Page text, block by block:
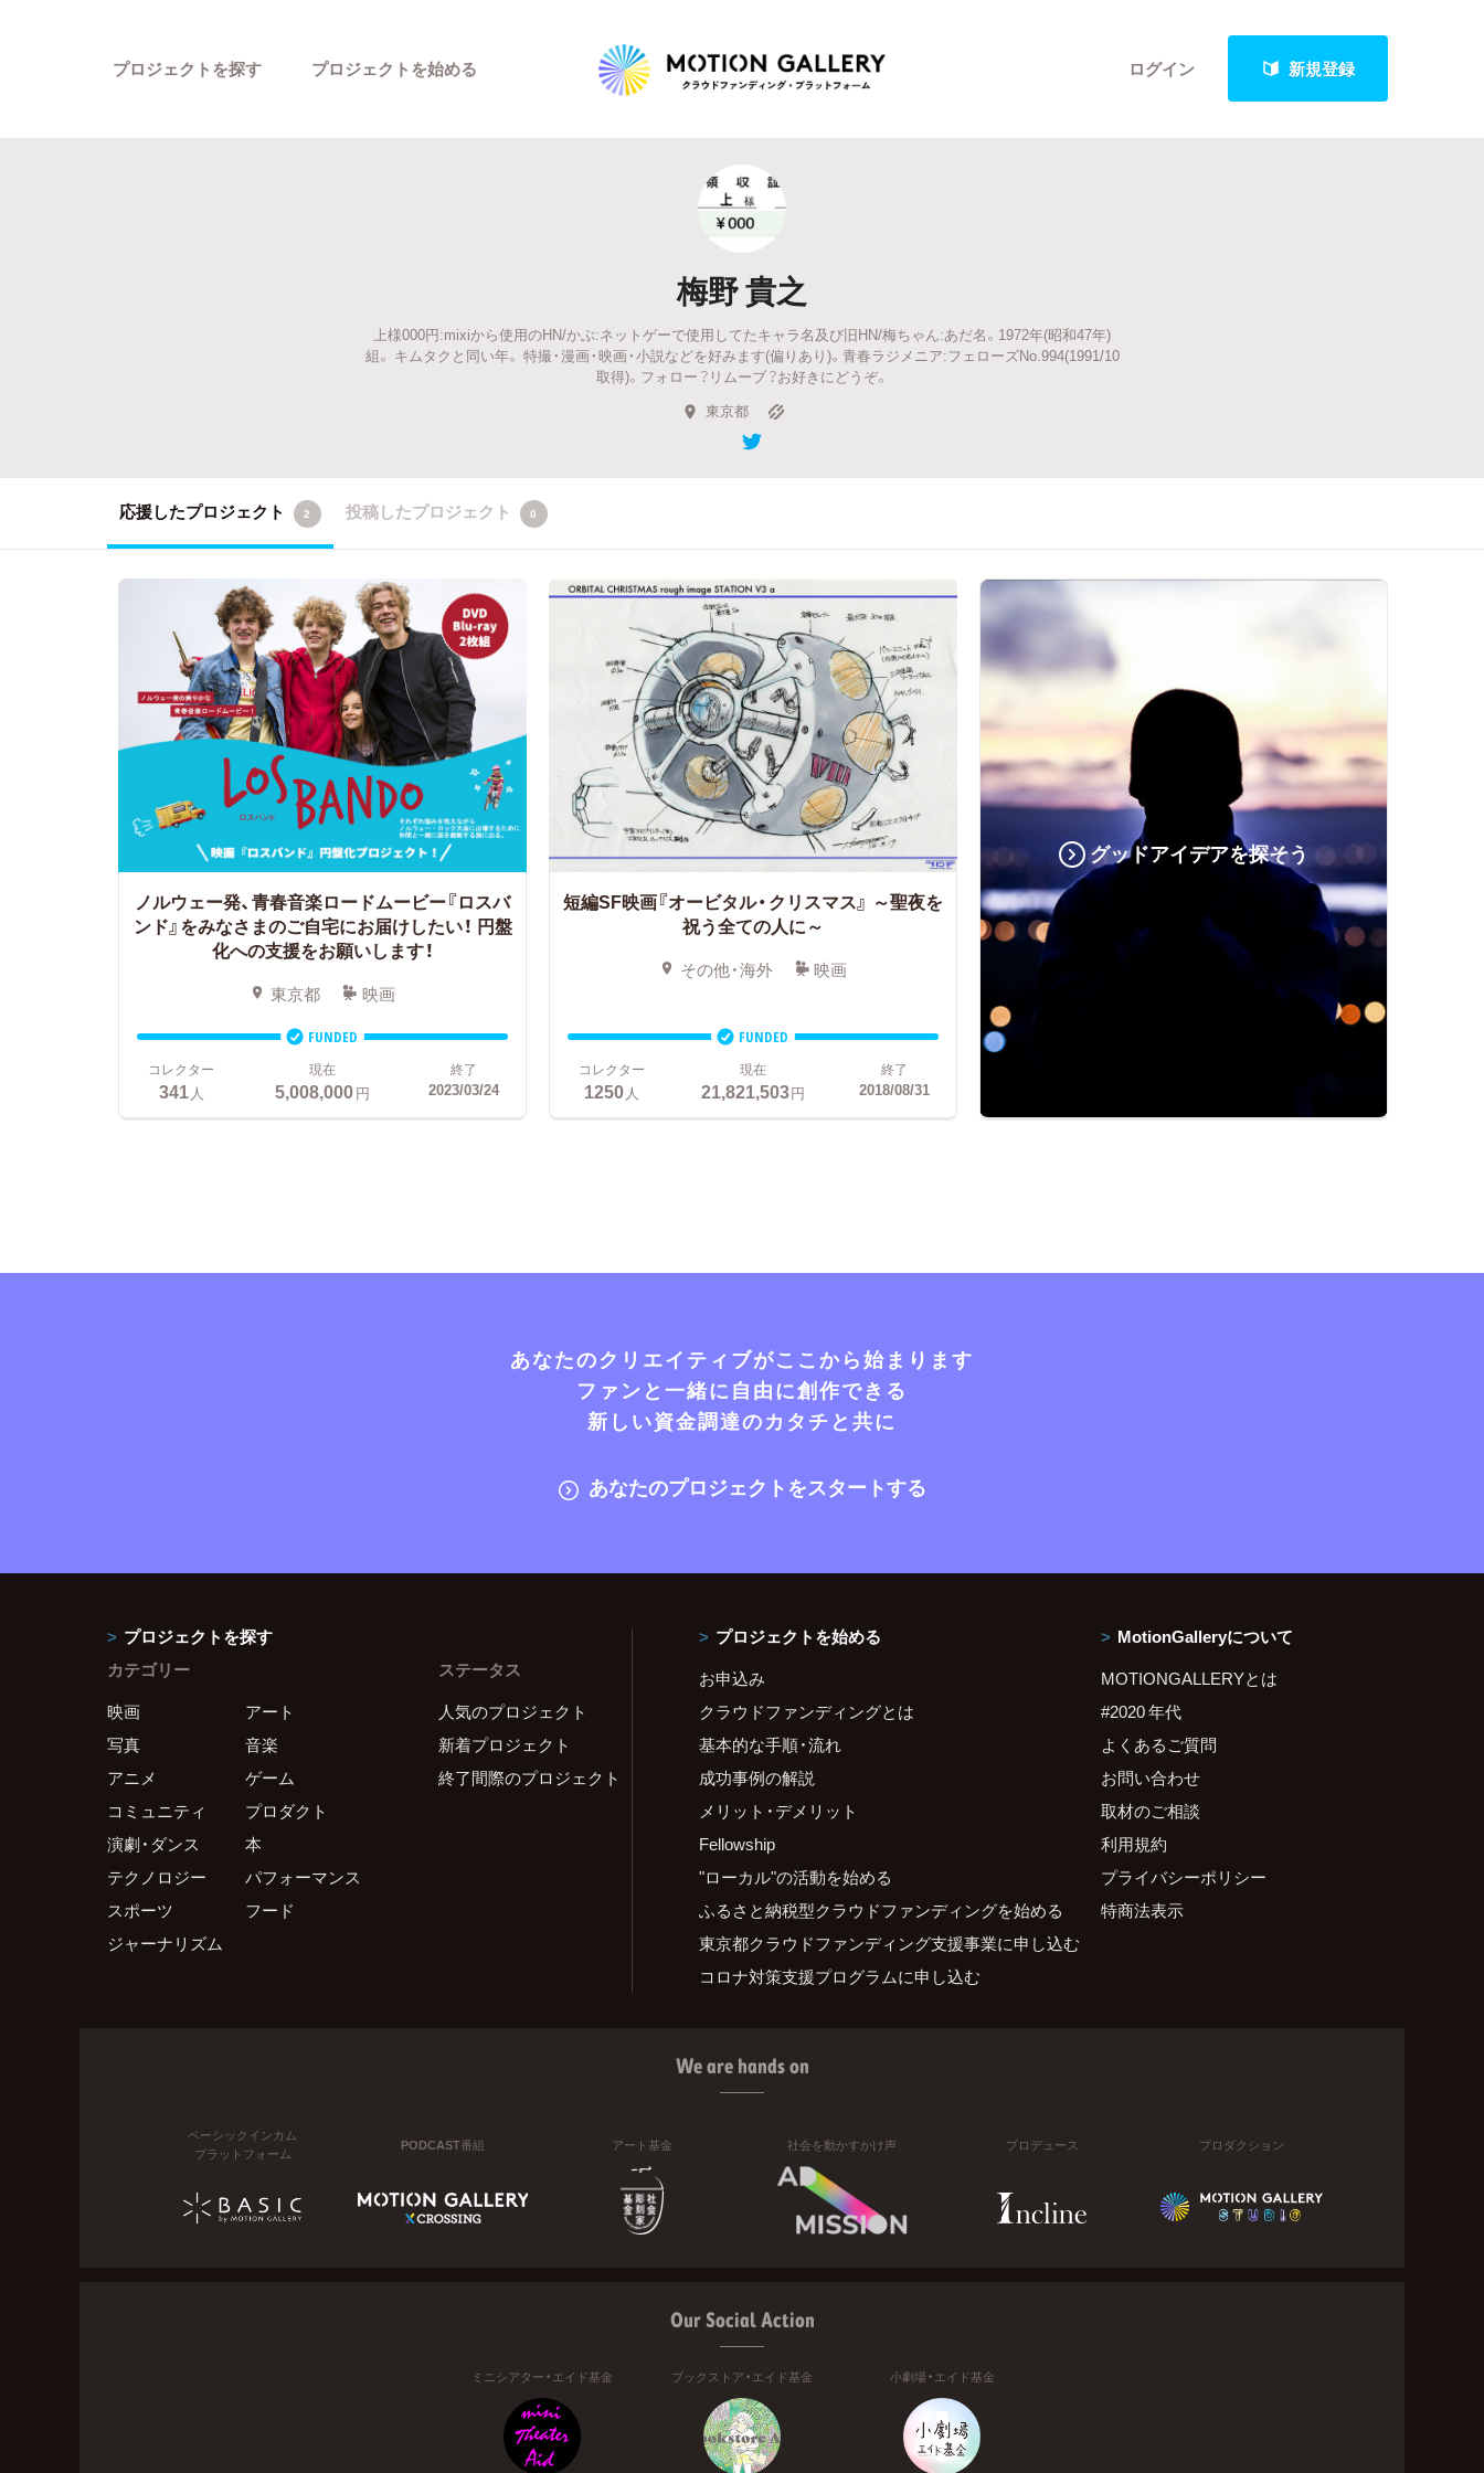
ログイン 新規登録
プロジェクトを探す
Highlight
新着プロジェクト
Feature
カテゴリーから探す タグから探す キュレーターから探す 特集から探す 最新進捗報告から探す
Legendary
プロジェクトを始める
梅野 貴之
上様000円:mixiから使用のHN/かぶ:ネットゲーで使用してたキャラ名及び旧HN/梅ちゃん:あだ名。1972年(昭和47年)
組。 キムタクと同い年。 特撮・漫画・映画・小説などを好みます(偏りあり)。青春ラジメニア:フェローズNo.994(1991/10
取得)。フォロー？リムーブ？お好きにどうぞ。
東京都
応援したプロジェクト 2 投稿したプロジェクト 0
ノルウェー発、青春音楽ロードムービー『ロスバ
ンド』をみなさまのご自宅にお届けしたい！ 円盤
化への支援をお願いします！
東京都 映画
FUNDED
コレクター
341人
現在
5,008,000円
終了
2023/03/24
短編SF映画『オービタル・クリスマス』 ～聖夜を
祝う全ての人に～
その他・海外 映画
FUNDED
コレクター
1250人
現在
21,821,503円
終了
2018/08/31
グッドアイデアを探そう
あなたのクリエイティブがここから始まります
ファンと一緒に自由に創作できる
新しい資金調達のカタチと共に
あなたのプロジェクトをスタートする
プロジェクトを探す
カテゴリー
映画
アート
写真
音楽
アニメ
ゲーム
コミュニティ
プロダクト
演劇・ダンス
本
テクノロジー
パフォーマンス
スポーツ
フード
ジャーナリズム
ステータス
人気のプロジェクト
新着プロジェクト
終了間際のプロジェクト
プロジェクトを始める
お申込み
クラウドファンディングとは
基本的な手順・流れ
成功事例の解説
メリット・デメリット
Fellowship
"ローカル"の活動を始める
ふるさと納税型クラウドファンディングを始める
東京都クラウドファンディング支援事業に申し込む
コロナ対策支援プログラムに申し込む
MotionGalleryについて
MOTIONGALLERYとは
#2020 年代
よくあるご質問
お問い合わせ
取材のご相談
利用規約
プライバシーポリシー
特商法表示
We are hands on
ベーシックインカム
プラットフォーム
PODCAST番組 アート基金 社会を動かすかけ声 プロデュース プロダクション
Our Social Action
ミニシアター・エイド基金 ブックストア・エイド基金 小劇場・エイド基金